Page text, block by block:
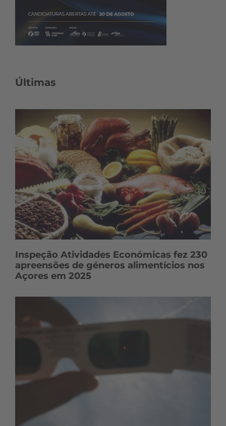
Últimas
Inspeção Atividades Económicas fez 230
apreensões de géneros alimentícios nos
Açores em 2025